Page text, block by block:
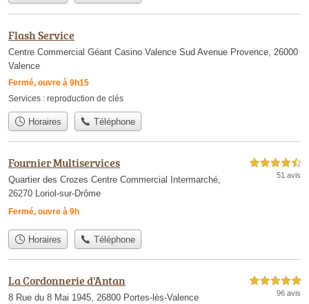
Flash Service
Centre Commercial Géant Casino Valence Sud Avenue Provence, 26000
Valence
Fermé, ouvre à 9h15
Services : reproduction de clés
Horaires Téléphone
Fournier Multiservices
Quartier des Crozes Centre Commercial Intermarché,
26270 Loriol-sur-Drôme
Fermé, ouvre à 9h
4,5 étoiles sur 5
51 avis
Horaires Téléphone
La Cordonnerie d'Antan
8 Rue du 8 Mai 1945, 26800 Portes-lès-Valence
5,0 étoiles sur 5
96 avis